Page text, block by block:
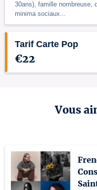
30ans), famille nombreuse,
minima sociaux...
Tarif Carte Pop
€22
Vous